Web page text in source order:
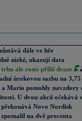
dále ve hře
nízké, ukazují data
ale roste příliš draze
úrokovou sazbu na 3,75
Mario pomohly navzdory
U dvou akcií očekává
Novo Nordisk
na dvě procenta